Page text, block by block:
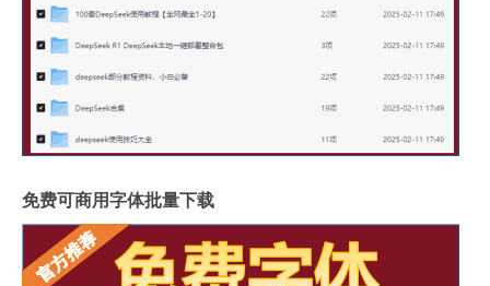
免费可商用字体批量下载